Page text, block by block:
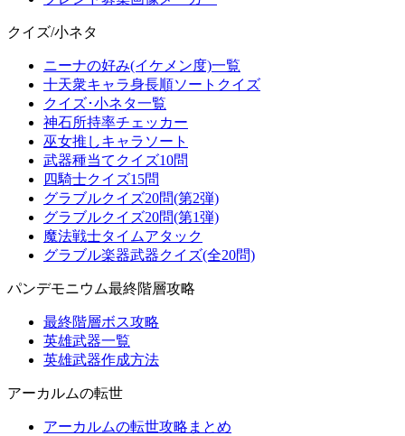
クイズ/小ネタ
ニーナの好み(イケメン度)一覧
十天衆キャラ身長順ソートクイズ
クイズ･小ネタ一覧
神石所持率チェッカー
巫女推しキャラソート
武器種当てクイズ10問
四騎士クイズ15問
グラブルクイズ20問(第2弾)
グラブルクイズ20問(第1弾)
魔法戦士タイムアタック
グラブル楽器武器クイズ(全20問)
パンデモニウム最終階層攻略
最終階層ボス攻略
英雄武器一覧
英雄武器作成方法
アーカルムの転世
アーカルムの転世攻略まとめ